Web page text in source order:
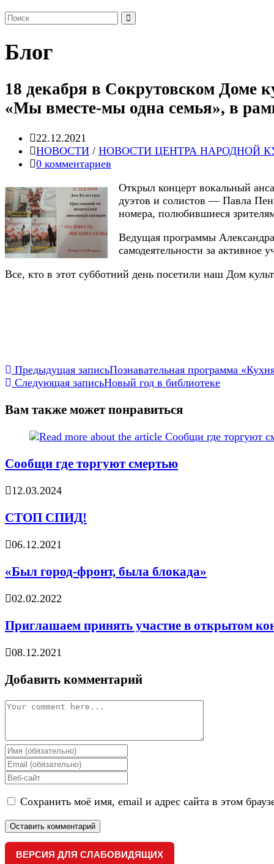
Блог
18 декабря в Сокрутовском Доме
«Мы вместе-мы одна семья», в
Запись
опубликована:
22.12.2021
Post
category:
НОВОСТИ / НОВОСТИ ЦЕНТРА НАРОДНОЙ
Post
0 комментариев
Открыл концерт вокальный
дуэтов и солистов — Павла
номера, полюбившиеся
Ведущая программы
самодеятельности за активное
Все, кто в этот субботний день посетили наш Дом
Еще
статьи
Предыдущая записьПознавательная программа
Следующая записьНовый год в библиотеке
Вам также может понравиться
Сообщи где торгуют смертью
12.03.2024
СТОП СПИД!
06.12.2021
«Был город-фронт, была блокада»
02.02.2022
Приглашаем принять участие в открытом
08.12.2021
Добавить комментарий
Comment
Enter
your
name
or
username
comment
Enter
your
address
comment
Enter
website
(optional)
Сохранить моё имя, email и адрес сайта в этом
ВЕРСИЯ ДЛЯ СЛАБОВИДЯЩИХ